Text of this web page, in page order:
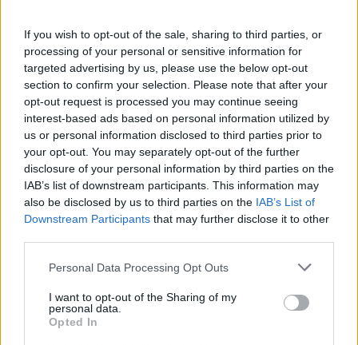
If you wish to opt-out of the sale, sharing to third parties, or
processing of your personal or sensitive information for
targeted advertising by us, please use the below opt-out
section to confirm your selection. Please note that after your
opt-out request is processed you may continue seeing
interest-based ads based on personal information utilized by
us or personal information disclosed to third parties prior to
your opt-out. You may separately opt-out of the further
disclosure of your personal information by third parties on the
IAB’s list of downstream participants. This information may
also be disclosed by us to third parties on the IAB’s List of
Downstream Participants that may further disclose it to other
Personal Data Processing Opt Outs
I want to opt-out of the Sharing of my
personal data.
Opted In
Edellinen artikkeli
L’Equipe: Neymar ja kaksi muuta
PSG-pelaajaa sairastuivat
Seuraava artikkeli
Suomi avasi pistetilin Nations
Leaguessa – Irlanti kaatui
LIITTYVÄT ARTIKKELIT LISÄÄ TEKIJÄLTÄ